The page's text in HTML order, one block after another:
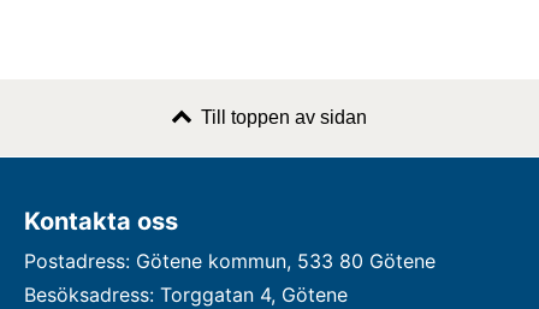
Till toppen av sidan
Kontakta oss
Postadress: Götene kommun, 533 80 Götene
Besöksadress: Torggatan 4, Götene